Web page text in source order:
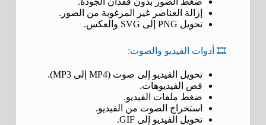
إزالة العناصر غير المرغوبة من الصور.
تحويل PNG إلى SVG والعكس.
🎞️ أدوات الفيديو والصوت:
تحويل الفيديو إلى صوت (MP4 إلى MP3).
قص الفيديوهات.
ضغط ملفات الفيديو.
استخراج الصوت من الفيديو.
تحويل الفيديو إلى GIF.